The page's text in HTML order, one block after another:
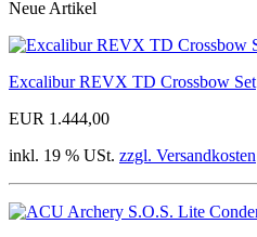
Neue Artikel
Excalibur REVX TD Crossbow Set
EUR 1.444,00
inkl. 19 % USt. zzgl. Versandkosten